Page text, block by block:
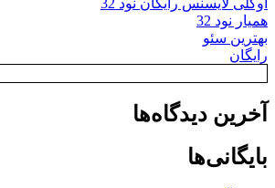
همیار نود 32
بهترین سئو
رایگان
آخرین دیدگاه‌ها
بایگانی‌ها